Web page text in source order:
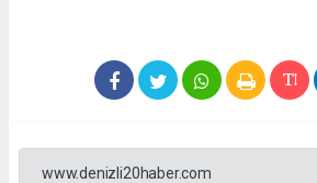
www.denizli20haber.com